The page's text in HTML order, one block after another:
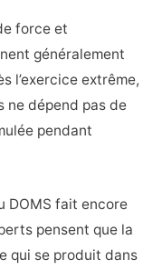
force et
généralement
l’exercice extrême,
ne dépend pas de
pendant
DOMS fait encore
pensent que la
qui se produit dans